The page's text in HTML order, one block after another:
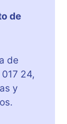
de
de
24,
y